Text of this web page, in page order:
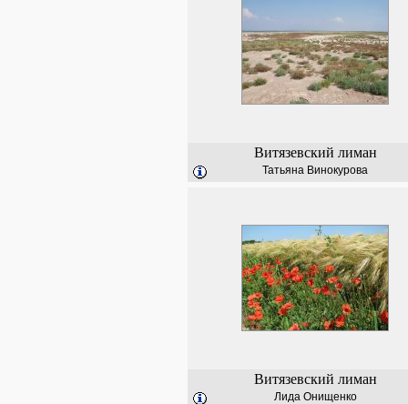
Витязевский лиман
Татьяна Винокурова
Витязевский лиман
Лида Онищенко